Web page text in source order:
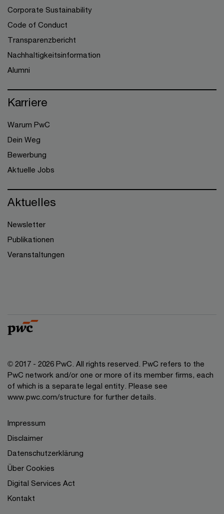
Corporate Sustainability
Code of Conduct
Transparenzbericht
Nachhaltigkeitsinformation
Alumni
Karriere
Warum PwC
Dein Weg
Bewerbung
Aktuelle Jobs
Aktuelles
Newsletter
Publikationen
Veranstaltungen
© 2017 - 2026 PwC. All rights reserved. PwC refers to the
PwC network and/or one or more of its member firms, each
of which is a separate legal entity. Please see
www.pwc.com/structure for further details.
Impressum
Disclaimer
Datenschutzerklärung
Über Cookies
Digital Services Act
Kontakt